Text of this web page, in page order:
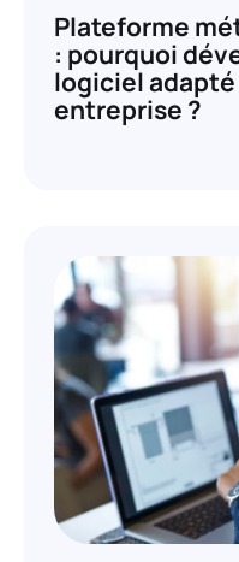
Plateforme
: pourquoi
logiciel
entreprise ?